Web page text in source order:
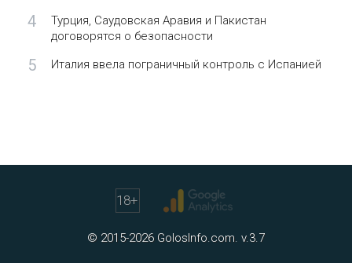
4
Турция, Саудовская Аравия и Пакистан
договорятся о безопасности
5 Италия ввела пограничный контроль с Испанией
18+
© 2015-2026 GolosInfo.com. v.3.7